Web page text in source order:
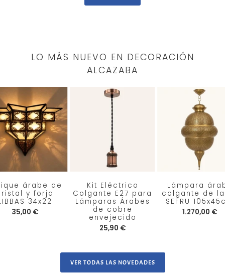
LO MÁS NUEVO EN DECORACIÓN
ALCAZABA
árabe de
y forja
34x22
35,00 €
Kit Eléctrico
Colgante E27 para
Lámparas Árabes
de cobre
envejecido
25,90 €
Lámpara
colgante de
SEFRU
1.270,00 €
VER TODAS LAS NOVEDADES